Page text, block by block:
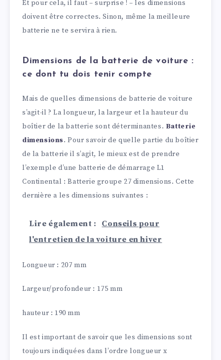
Et pour cela, il faut – surprise ! – les dimensions
doivent être correctes. Sinon, même la meilleure
batterie ne te servira à rien.
Dimensions de la batterie de voiture :
ce dont tu dois tenir compte
Mais de quelles dimensions de batterie de voiture
s’agit-il ? La longueur, la largeur et la hauteur du
boîtier de la batterie sont déterminantes. Batterie
dimensions. Pour savoir de quelle partie du boîtier
de la batterie il s’agit, le mieux est de prendre
l’exemple d’une batterie de démarrage L1
Continental : Batterie groupe 27 dimensions. Cette
dernière a les dimensions suivantes :
Lire également :
Conseils pour
l'entretien de la voiture en hiver
Longueur : 207 mm
Largeur/profondeur : 175 mm
hauteur : 190 mm
Il est important de savoir que les dimensions sont
toujours indiquées dans l’ordre longueur x